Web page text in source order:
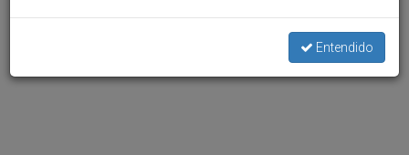
Entendido